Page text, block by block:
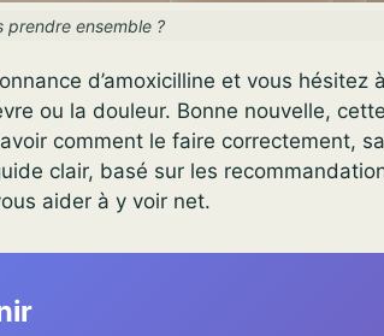
prendre ensemble ?
d’amoxicilline et vous hésitez
ou la douleur. Bonne nouvelle,
comment le faire correctement,
clair, basé sur les
aider à y voir net.